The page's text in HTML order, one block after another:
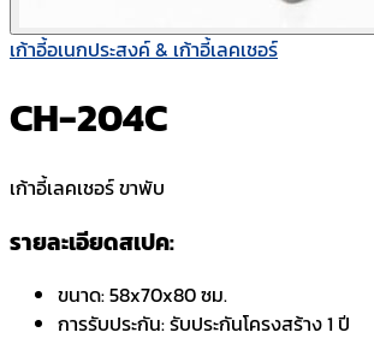
เก้าอี้อเนกประสงค์ & เก้าอี้เลคเชอร์
CH-204C
เก้าอี้เลคเชอร์ ขาพับ
รายละเอียดสเปค:
ขนาด:58x70x80 ซม.
การรับประกัน:รับประกันโครงสร้าง 1 ปี